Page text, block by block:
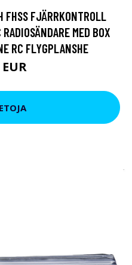
FHSS FJÄRRKONTROLL
MED BOX
RC FLYGPLANSHE